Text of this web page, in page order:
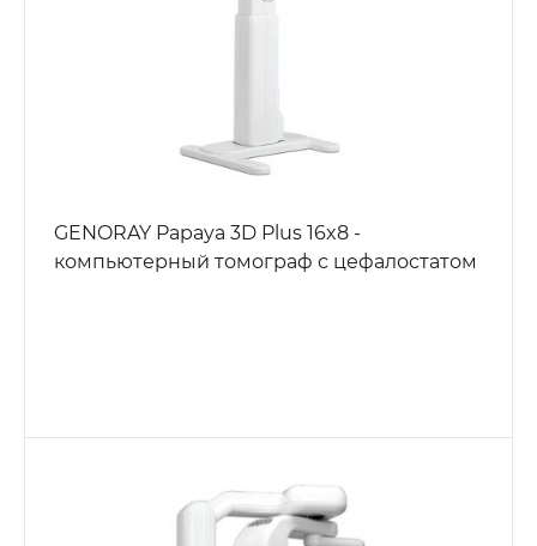
GENORAY Papaya 3D Plus 16x8 -
компьютерный томограф с цефалостатом